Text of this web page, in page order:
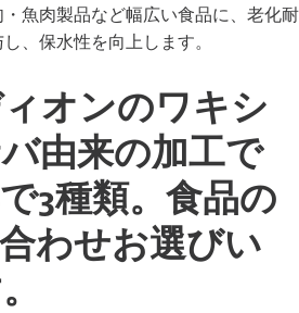
魚肉製品など幅広い食品に、老化耐
、保水性を向上します。
オンのワキシ
由来の加工で
3種類。食品の
わせお選びい